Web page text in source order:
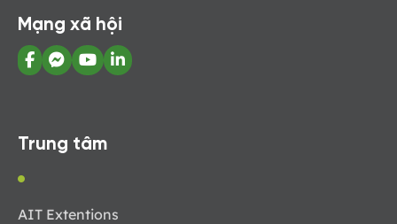
Mạng xã hội
Trung tâm
AIT Extentions